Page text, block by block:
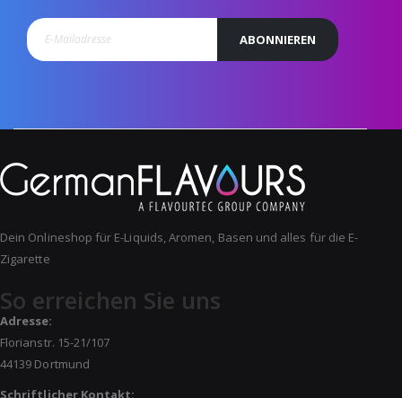
ABONNIEREN
Dein Onlineshop für E-Liquids, Aromen, Basen und alles für die E-
Zigarette
So erreichen Sie uns
Adresse:
Florianstr. 15-21/107
44139 Dortmund
Schriftlicher Kontakt: